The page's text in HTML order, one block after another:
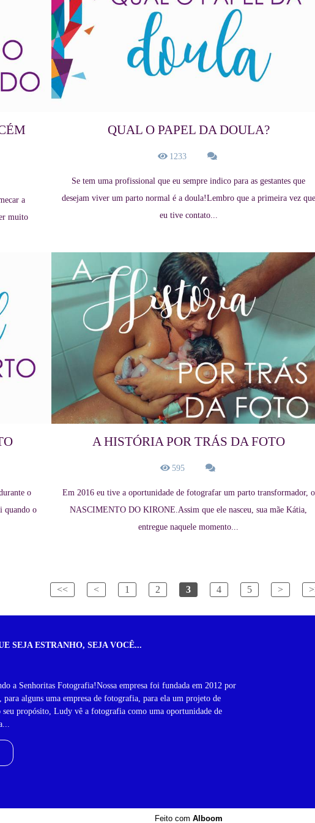
a
muito
QUAL O PAPEL DA DOULA?
1233
Se tem uma profissional que eu sempre indico para as gestantes que
desejam viver um parto normal é a doula!Lembro que a primeira vez que
eu tive contato...
o
quando o
A HISTÓRIA POR TRÁS DA FOTO
595
Em 2016 eu tive a oportunidade de fotografar um parto transformador, o
NASCIMENTO DO KIRONE.Assim que ele nasceu, sua mãe Kátia,
entregue naquele momento...
<< < 1 2 3 4 5 >
SEJA ESTRANHO, SEJA VOCÊ...
a Senhoritas Fotografia!Nossa empresa foi fundada em 2012 por
para alguns uma empresa de fotografia, para ela um projeto de
seu propósito, Ludy vê a fotografia como uma oportunidade de
Feito com Alboom